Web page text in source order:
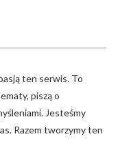
ten serwis. To
piszą o
Jesteśmy
Razem tworzymy ten